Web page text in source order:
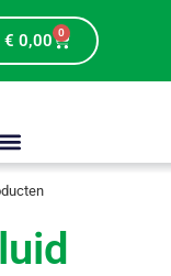
€ 0,00 0